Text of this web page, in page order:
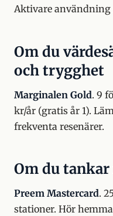
Aktivare användning
Om du
och trygghet
Marginalen Gold. 9
kr/år (gratis år 1).
frekventa resenärer.
Om du
Preem Mastercard.
stationer. Hör